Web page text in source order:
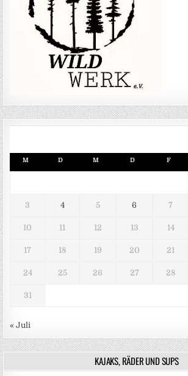
M D M D F
3 4 5 6 7
10 11 12 13 14
17 18 19 20 21
24 25 26 27 28
31
« Juli
KAJAKS, RÄDER UND SUPS